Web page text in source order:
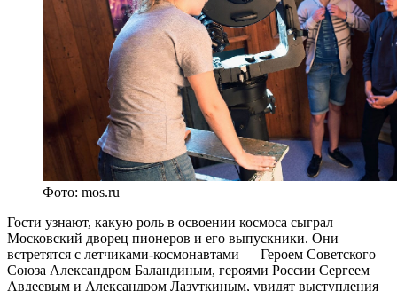
Фото: mos.ru
Гости узнают, какую роль в освоении космоса сыграл
Московский дворец пионеров и его выпускники. Они
встретятся с летчиками-космонавтами — Героем Советского
Союза Александром Баландиным, героями России Сергеем
Авдеевым и Александром Лазуткиным, увидят выступления